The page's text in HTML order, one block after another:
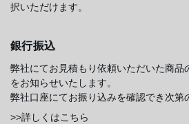
択いただけます。
銀行振込
弊社にてお見積もり依頼いただいた商品
をお知らせいたします。
弊社口座にてお振り込みを確認でき次第
>>詳しくはこちら